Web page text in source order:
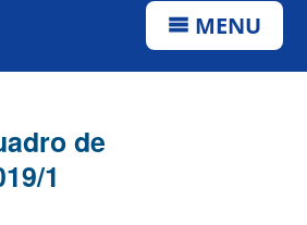
MENU
de
1